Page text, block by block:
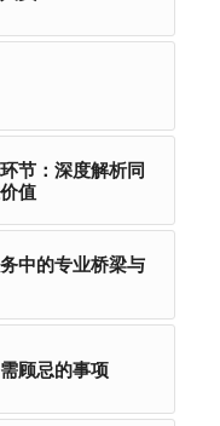
节：深度解析同
值
中的专业桥梁与
顾忌的事项